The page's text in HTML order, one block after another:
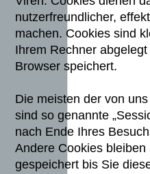
nutzerfreundlicher,
machen. Cookies sind
Ihrem Rechner
Browser speichert.
Die meisten der von
sind so genannte
nach Ende Ihres
Andere Cookies
gespeichert bis Sie